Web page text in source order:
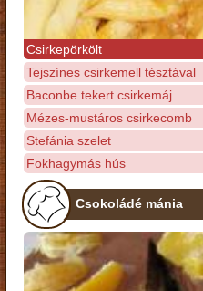
Csirkepörkölt
Tejszínes csirkemell tésztával
Baconbe tekert csirkemáj
Mézes-mustáros csirkecomb
Stefánia szelet
Fokhagymás hús
Csokoládé mánia